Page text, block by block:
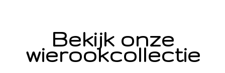
Bekijk onze
wierookcollectie